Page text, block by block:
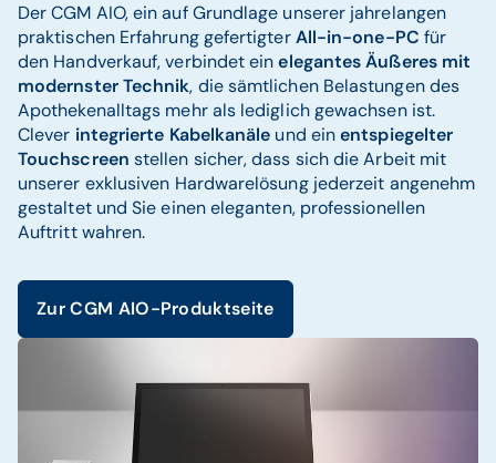
Der CGM AIO, ein auf Grundlage unserer jahrelangen
praktischen Erfahrung gefertigterAll-in-one-PC für
den Handverkauf, verbindet einelegantes Äußeres mit
modernster Technik, die sämtlichen Belastungen des
Apothekenalltags mehr als lediglich gewachsen ist.
Clever integrierte Kabelkanäle und einentspiegelter
Touchscreen stellen sicher, dass sich die Arbeit mit
unserer exklusiven Hardwarelösung jederzeit angenehm
gestaltet und Sie einen eleganten, professionellen
Auftritt wahren.
Zur CGM AIO-Produktseite